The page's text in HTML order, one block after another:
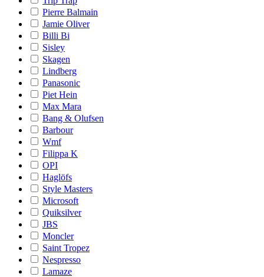
Pierre Balmain
Jamie Oliver
Billi Bi
Sisley
Skagen
Lindberg
Panasonic
Piet Hein
Max Mara
Bang & Olufsen
Barbour
Wmf
Filippa K
OPI
Haglöfs
Style Masters
Microsoft
Quiksilver
JBS
Moncler
Saint Tropez
Nespresso
Lamaze